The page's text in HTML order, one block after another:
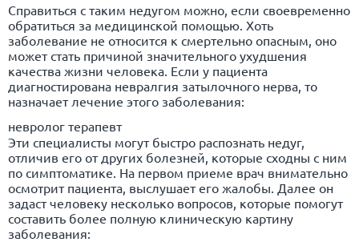
Справиться с таким недугом можно, если своевременно
обратиться за медицинской помощью. Хоть
заболевание не относится к смертельно опасным, оно
может стать причиной значительного ухудшения
качества жизни человека. Если у пациента
диагностирована невралгия затылочного нерва, то
назначает лечение этого заболевания:
невролог терапевт
Эти специалисты могут быстро распознать недуг,
отличив его от других болезней, которые сходны с ним
по симптоматике. На первом приеме врач внимательно
осмотрит пациента, выслушает его жалобы. Далее он
задаст человеку несколько вопросов, которые помогут
составить более полную клиническую картину
заболевания: